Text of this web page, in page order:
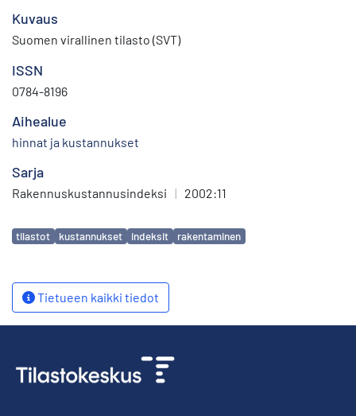
Kuvaus
Suomen virallinen tilasto (SVT)
ISSN
0784-8196
Aihealue
hinnat ja kustannukset
Sarja
Rakennuskustannusindeksi | 2002:11
Avainsanat
tilastot kustannukset indeksit rakentaminen
Tietueen kaikki tiedot